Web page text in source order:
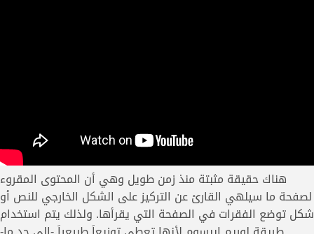
هناك حقيقة مثبتة منذ زمن طويل وهي أن المحتوى المقروء
لصفحة ما سيلهي القارئ عن التركيز على الشكل الخارجي للنص أو
شكل توضع الفقرات في الصفحة التي يقرأها. ولذلك يتم استخدام